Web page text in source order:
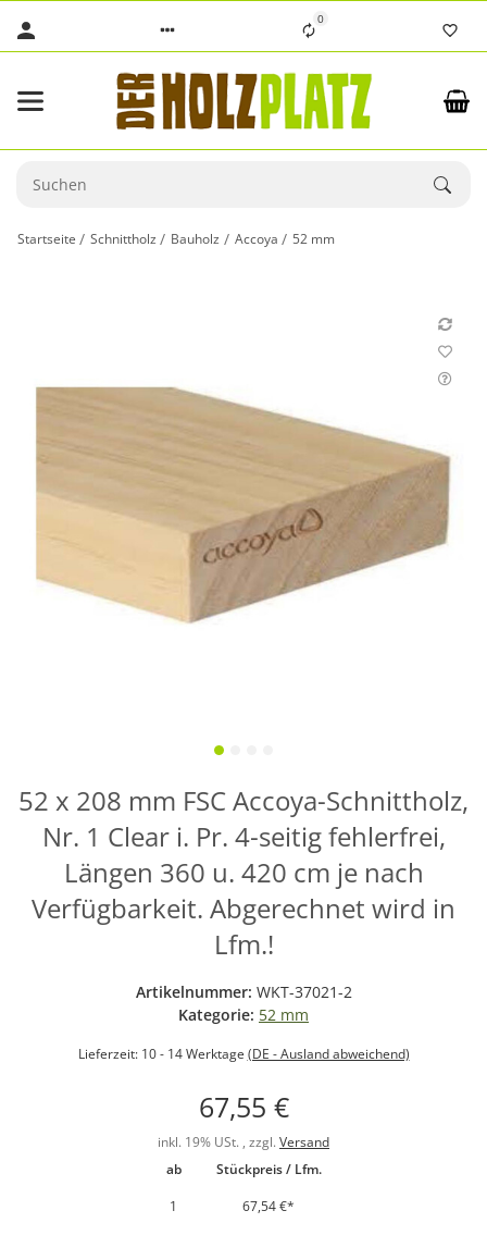
0
Startseite Schnittholz Bauholz Accoya 52 mm
52 x 208 mm FSC Accoya-Schnittholz,
Nr. 1 Clear i. Pr. 4-seitig fehlerfrei,
Längen 360 u. 420 cm je nach
Verfügbarkeit. Abgerechnet wird in
Lfm.!
Artikelnummer: WKT-37021-2
Kategorie: 52 mm
Lieferzeit: 10 - 14 Werktage (DE - Ausland abweichend)
67,55 €
inkl. 19% USt. , zzgl. Versand
ab
Stückpreis / Lfm.
1
67,54 €*